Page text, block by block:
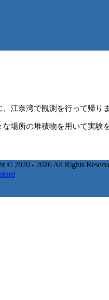
江奈湾で観測を行って帰りま
場所の堆積物を用いて実験
© 2020 - 2026 All Rights